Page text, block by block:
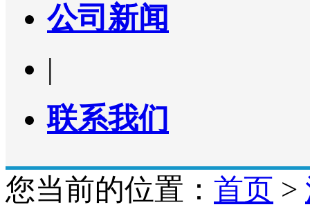
公司新闻
|
联系我们
您当前的位置： 首页 >